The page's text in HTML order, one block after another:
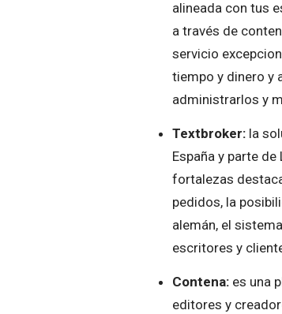
alineada con tus
a través de
servicio
tiempo y dinero y
administrarlos y
Textbroker: la
España y parte
fortalezas
pedidos, la
alemán, el
escritores y
Contena: es una
editores y